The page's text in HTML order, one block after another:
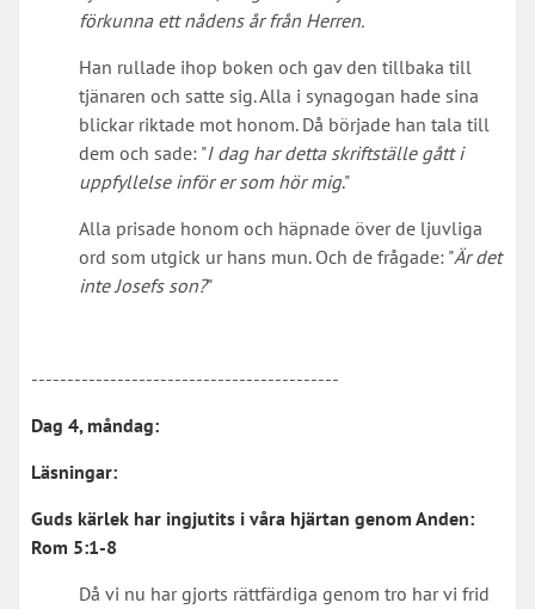
förkunna ett nådens år från Herren.
Han rullade ihop boken och gav den tillbaka till
tjänaren och satte sig. Alla i synagogan hade sina
blickar riktade mot honom. Då började han tala till
dem och sade: "I dag har detta skriftställe gått i
uppfyllelse inför er som hör mig."
Alla prisade honom och häpnade över de ljuvliga
ord som utgick ur hans mun. Och de frågade: "Är det
inte Josefs son?"
-------------------------------------------
Dag 4, måndag:
Läsningar:
Guds kärlek har ingjutits i våra hjärtan genom Anden:
Rom 5:1-8
Då vi nu har gjorts rättfärdiga genom tro har vi frid